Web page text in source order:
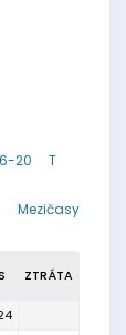
20 T
Mezičasy
ZTRÁTA